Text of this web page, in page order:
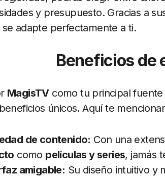
y presupuesto. Gracias a
se adapte perfectamente a ti.
Beneficios de
MagisTVcomo tu principal fuente
únicos. Aquí te
de contenido: Con una
como películas y series, jamás
amigable: Su diseño intuitivo y